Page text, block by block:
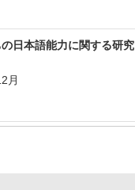
日本語能力に関する研究
月